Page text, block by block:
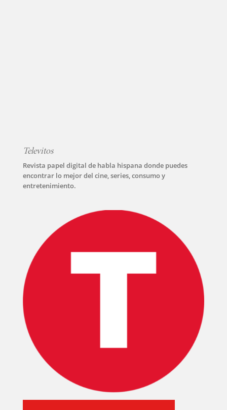
Televitos
Revista papel digital de habla hispana donde puedes
encontrar lo mejor del cine, series, consumo y
entretenimiento.